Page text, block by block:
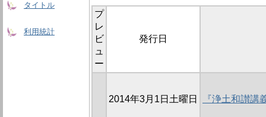
タイトル
利用統計
プ
レ
ビ
ュ
ー
発行日
2014年3月1日土曜日 『浄土和讃講